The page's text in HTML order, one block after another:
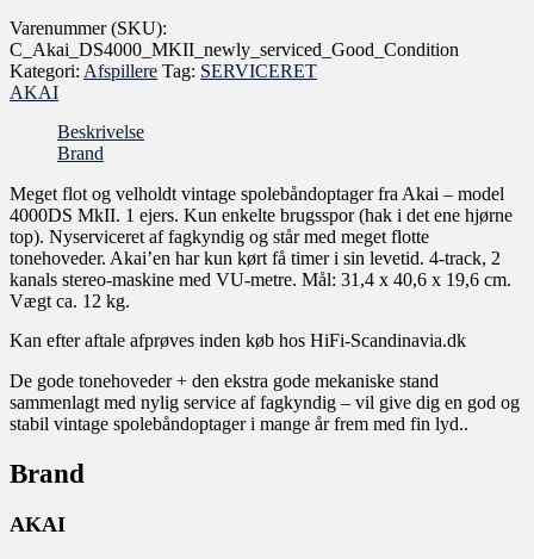
Varenummer (SKU):
C_Akai_DS4000_MKII_newly_serviced_Good_Condition
Kategori: Afspillere Tag: SERVICERET
AKAI
Beskrivelse
Brand
Meget flot og velholdt vintage spolebåndoptager fra Akai – model
4000DS MkII. 1 ejers. Kun enkelte brugsspor (hak i det ene hjørne
top). Nyserviceret af fagkyndig og står med meget flotte
tonehoveder. Akai’en har kun kørt få timer i sin levetid. 4-track, 2
kanals stereo-maskine med VU-metre. Mål: 31,4 x 40,6 x 19,6 cm.
Vægt ca. 12 kg.
Kan efter aftale afprøves inden køb hos HiFi-Scandinavia.dk
De gode tonehoveder + den ekstra gode mekaniske stand
sammenlagt med nylig service af fagkyndig – vil give dig en god og
stabil vintage spolebåndoptager i mange år frem med fin lyd..
Brand
AKAI